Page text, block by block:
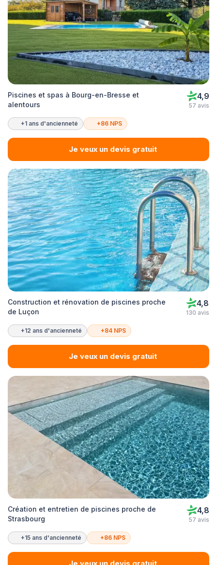
Piscines et spas à Bourg-en-Bresse et
alentours
4,9
57 avis
+1 ans d'ancienneté +86 NPS
Je veux un devis gratuit
Construction et rénovation de piscines proche
de Luçon
4,8
130 avis
+12 ans d'ancienneté +84 NPS
Je veux un devis gratuit
Création et entretien de piscines proche de
Strasbourg
4,8
57 avis
+15 ans d'ancienneté +86 NPS